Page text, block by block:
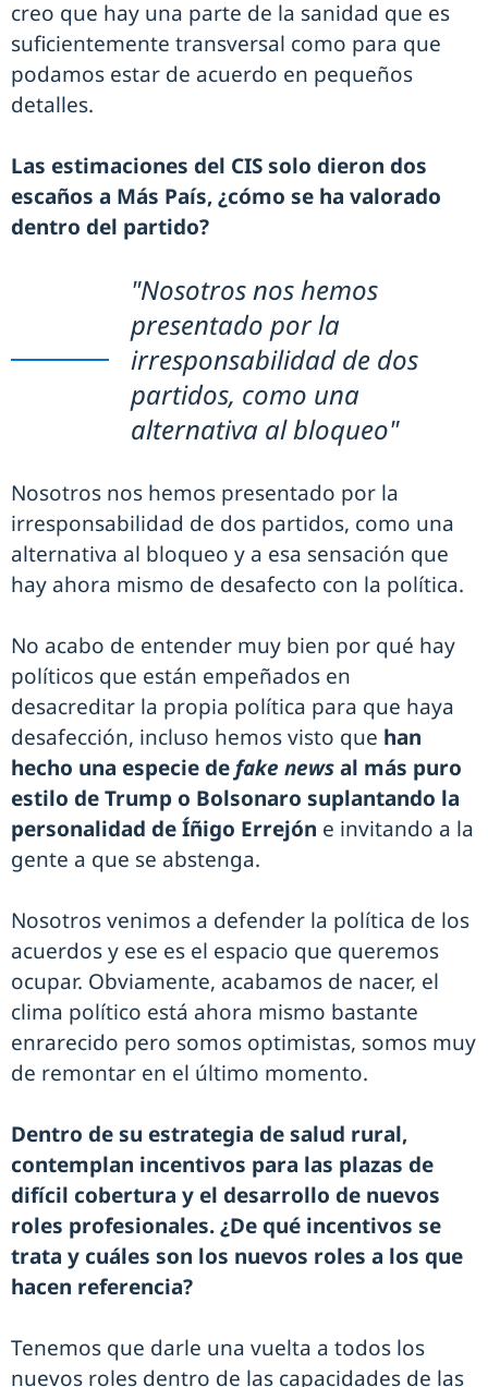
creo que hay una parte de la sanidad que es
suficientemente transversal como para que
podamos estar de acuerdo en pequeños
detalles.
Las estimaciones del CIS solo dieron dos
escaños a Más País, ¿cómo se ha valorado
dentro del partido?
"Nosotros nos hemos
presentado por la
irresponsabilidad de dos
partidos, como una
alternativa al bloqueo"
Nosotros nos hemos presentado por la
irresponsabilidad de dos partidos, como una
alternativa al bloqueo y a esa sensación que
hay ahora mismo de desafecto con la política.
No acabo de entender muy bien por qué hay
políticos que están empeñados en
desacreditar la propia política para que haya
desafección, incluso hemos visto que han
hecho una especie de fake newsal más puro
estilo de Trump o Bolsonaro suplantando la
personalidad de Íñigo Errejón e invitando a la
gente a que se abstenga.
Nosotros venimos a defender la política de los
acuerdos y ese es el espacio que queremos
ocupar. Obviamente, acabamos de nacer, el
clima político está ahora mismo bastante
enrarecido pero somos optimistas, somos muy
de remontar en el último momento.
Dentro de su estrategia de salud rural,
contemplan incentivos para las plazas de
difícil cobertura y el desarrollo de nuevos
roles profesionales. ¿De qué incentivos se
trata y cuáles son los nuevos roles a los que
hacen referencia?
Tenemos que darle una vuelta a todos los
nuevos roles dentro de las capacidades de las